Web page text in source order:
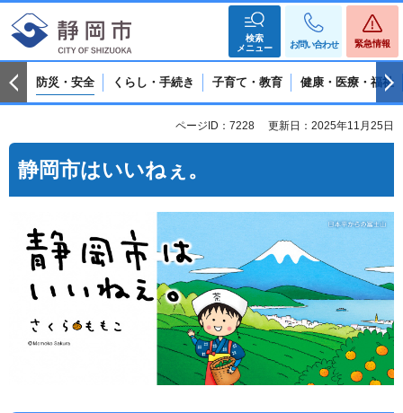
検索
メニュー
お問い合わせ 緊急情報
防災・安全 くらし・手続き 子育て・教育 健康・医療・福祉
ページID：7228 更新日：2025年11月25日
静岡市はいいねぇ。